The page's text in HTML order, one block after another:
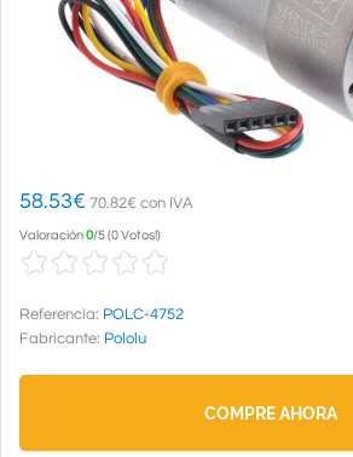
58.53€ 70.82€ con IVA
Valoración0/5(0 Votos!)
Referencia: POLC-4752
Fabricante: Pololu
COMPRE AHORA